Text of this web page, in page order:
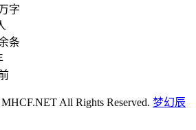
字
条
All Rights Reserved. 梦幻辰